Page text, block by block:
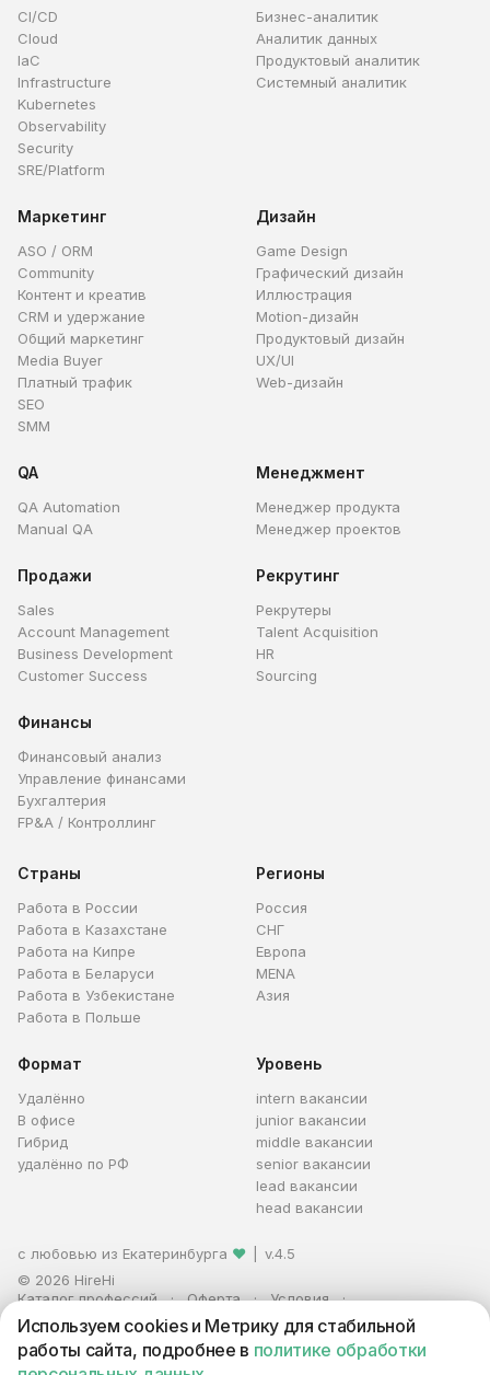
CI/CD
Cloud
IaC
Infrastructure
Kubernetes
Observability
Security
SRE/Platform
Бизнес-аналитик
Аналитик данных
Продуктовый аналитик
Системный аналитик
Маркетинг
ASO / ORM
Community
Контент и креатив
CRM и удержание
Общий маркетинг
Media Buyer
Платный трафик
SEO
SMM
Дизайн
Game Design
Графический дизайн
Иллюстрация
Motion-дизайн
Продуктовый дизайн
UX/UI
Web-дизайн
QA
QA Automation
Manual QA
Менеджмент
Менеджер продукта
Менеджер проектов
Продажи
Sales
Account Management
Business Development
Customer Success
Рекрутинг
Рекрутеры
Talent Acquisition
HR
Sourcing
Финансы
Финансовый анализ
Управление финансами
Бухгалтерия
FP&A / Контроллинг
Страны
Работа в России
Работа в Казахстане
Работа на Кипре
Работа в Беларуси
Работа в Узбекистане
Работа в Польше
Регионы
Россия
СНГ
Европа
MENA
Азия
Формат
Удалённо
В офисе
Гибрид
удалённо по РФ
Уровень
intern вакансии
junior вакансии
middle вакансии
senior вакансии
lead вакансии
head вакансии
с любовью из Екатеринбурга ❤
v.4.5
© 2026 HireHi
Каталог профессий
Оферта
Условия
Персональные данные
Реклама
ИП Захаров Антон Алексеевич · ИНН 663005711880 · ОГРНИП
321665800059102
Используем cookies и Метрику для стабильной
работы сайта, подробнее в политике обработки